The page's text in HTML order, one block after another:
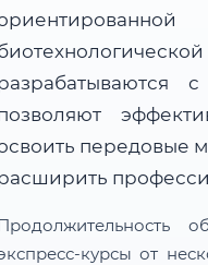
передовые
курсы от